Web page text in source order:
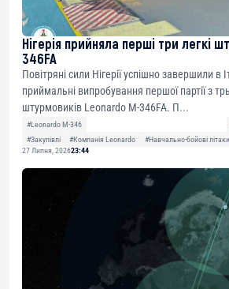
Нігерія прийняла перші три легкі
346FA
Повітряні сили Нігерії успішно завершили в
приймальні випробування першої партії з
штурмовиків Leonardo M-346FA. П...
#Leonardo M-346
#Закупівлі
#Компанія Leonardo #Навчально-бойові літаки
27 Липня, 202623:44